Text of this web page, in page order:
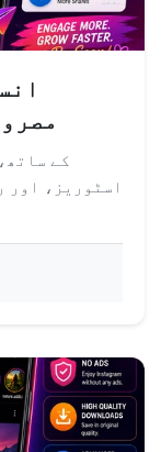
اسٹوریز، اور